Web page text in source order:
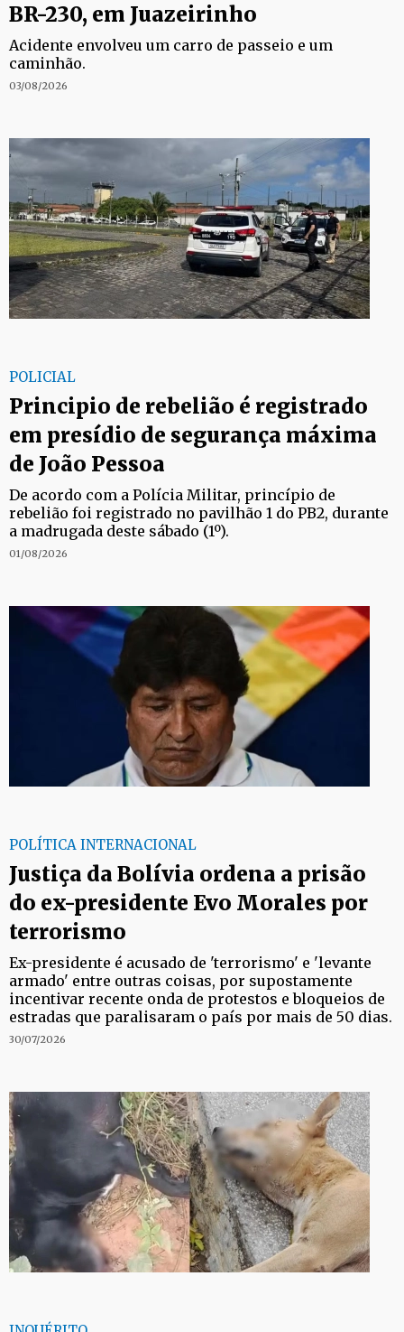
BR-230, em Juazeirinho
Acidente envolveu um carro de passeio e um
caminhão.
03/08/2026
POLICIAL
Principio de rebelião é registrado
em presídio de segurança máxima
de João Pessoa
De acordo com a Polícia Militar, princípio de
rebelião foi registrado no pavilhão 1 do PB2, durante
a madrugada deste sábado (1º).
01/08/2026
POLÍTICA INTERNACIONAL
Justiça da Bolívia ordena a prisão
do ex-presidente Evo Morales por
terrorismo
Ex-presidente é acusado de 'terrorismo' e 'levante
armado' entre outras coisas, por supostamente
incentivar recente onda de protestos e bloqueios de
estradas que paralisaram o país por mais de 50 dias.
30/07/2026